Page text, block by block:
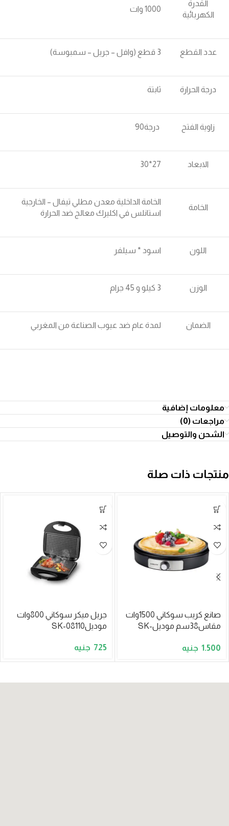
القدرة
الكهربائية
1000 وات
عدد القطع 3 قطع (وافل – جريل – سمبوسة)
درجة الحرارة ثابتة
زاوية الفتح درجة90
الابعاد 27*30
الخامة
الخامة الداخلية معدن مطلي تيفال – الخارجية
استانلس في اكليرك معالج ضد الحرارة
اللون اسود * سيلفر
الوزن 3 كيلو و 45 جرام
الضمان لمدة عام ضد عيوب الصناعة من المغربي
معلومات إضافية
مراجعات (0)
الشحن والتوصيل
منتجات ذات صلة
صانع كريب سوكاني 1500وات
مقاس38سم موديلSK-
1.500
جريل ميكر سوكاني 800وات
موديلSK-08110
725